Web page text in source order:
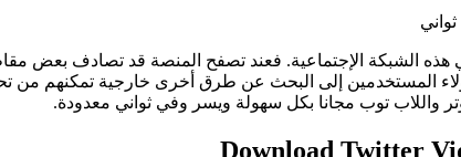
الشبكة الإجتماعية. فعند تصفح المنصة قد تصادف بعض
المستخدمين إلى البحث عن طرق أخرى خارجية تمكنهم من
واللاب توب مجانا بكل سهولة ويسر وفي ثواني معدودة.